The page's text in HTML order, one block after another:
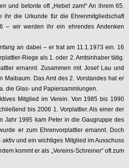
und betonte oft „Hebet zam!“ An ihrem 65.
ihr die Urkunde für die Ehrenmitgliedschaft
– wir werden ihr ein ehrendes Andenken
an dabei – er trat am 11.1.1973 ein. 16
Riege als 1. oder 2. Amtsinhaber tätig.
ernannt. Zusammen mit Josef Lau und
Maibaum. Das Amt des 2. Vorstandes hat er
die Glas- und Papiersammlungen.
Mitglied im Verein. Von 1985 bis 1990
bis 2006 1. Vorplattler. Als einer der
Jahr 1995 kam Peter in die Gaugruppe des
er zum Ehrenvorplattler ernannt. Doch
und ein wichtiges Mitglied im Ausschuss
kommt er als „Vereins-Schreiner“ oft zum